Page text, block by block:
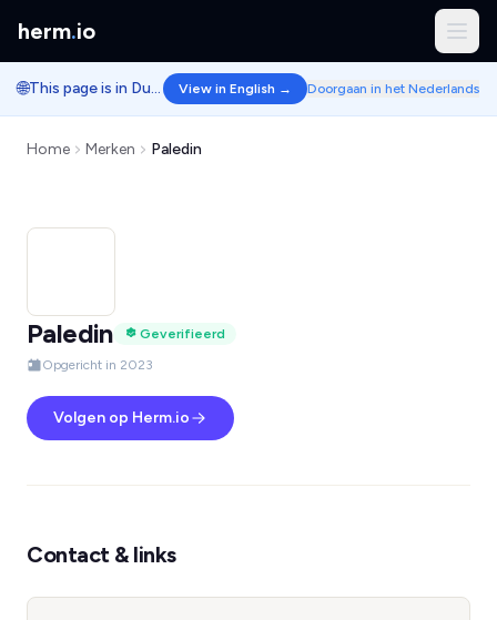
herm.io
🌐 This page is in Dutch. View in English → Doorgaan in het Nederlands
Home Merken Paledin
Paledin
Geverifieerd
Opgericht in 2023
Volgen op Herm.io
Contact & links